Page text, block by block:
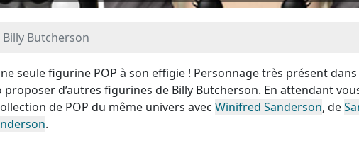
Billy Butcherson
seule figurine POP à son effigie ! Personnage très présent dans
d’autres figurines de Billy Butcherson. En attendant
de POP du même univers avec Winifred Sanderson, de
.